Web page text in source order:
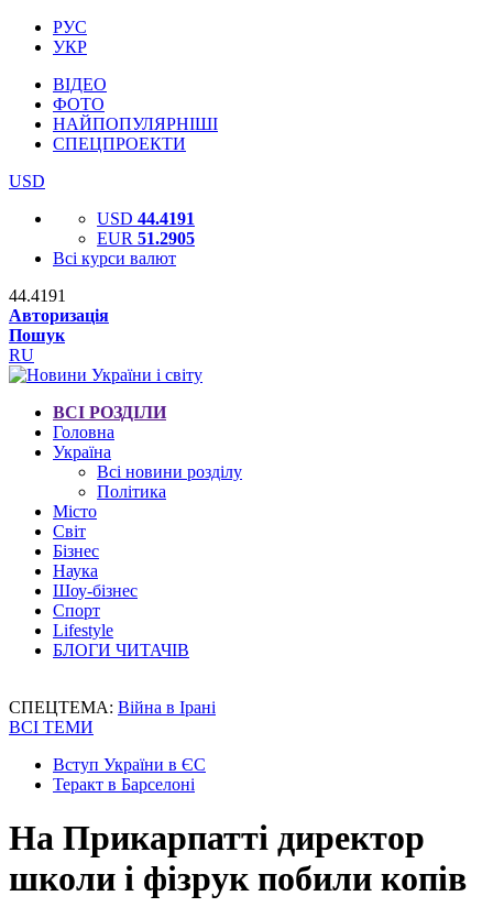
РУС
УКР
ВІДЕО
ФОТО
НАЙПОПУЛЯРНІШІ
СПЕЦПРОЕКТИ
USD
USD 44.4191
EUR 51.2905
Всі курси валют
44.4191
Авторизація
Пошук
RU
ВСІ РОЗДІЛИ
Головна
Україна
Всі новини розділу
Політика
Місто
Світ
Бізнес
Наука
Шоу-бізнес
Спорт
Lifestyle
БЛОГИ ЧИТАЧІВ
СПЕЦТЕМА: Війна в Ірані
ВСІ ТЕМИ
Вступ України в ЄС
Теракт в Барселоні
На Прикарпатті директор
школи і фізрук побили копів